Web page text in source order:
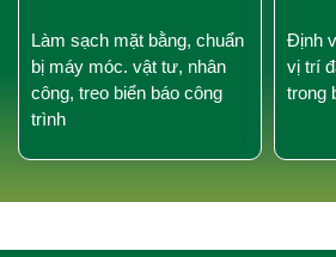
Làm sạch mặt bằng, chuẩn
bị máy móc. vật tư, nhân
công, treo biển báo công
trình
Định
vị trí
trong